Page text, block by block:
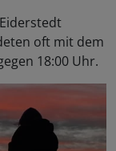
oft mit dem
18:00 Uhr.